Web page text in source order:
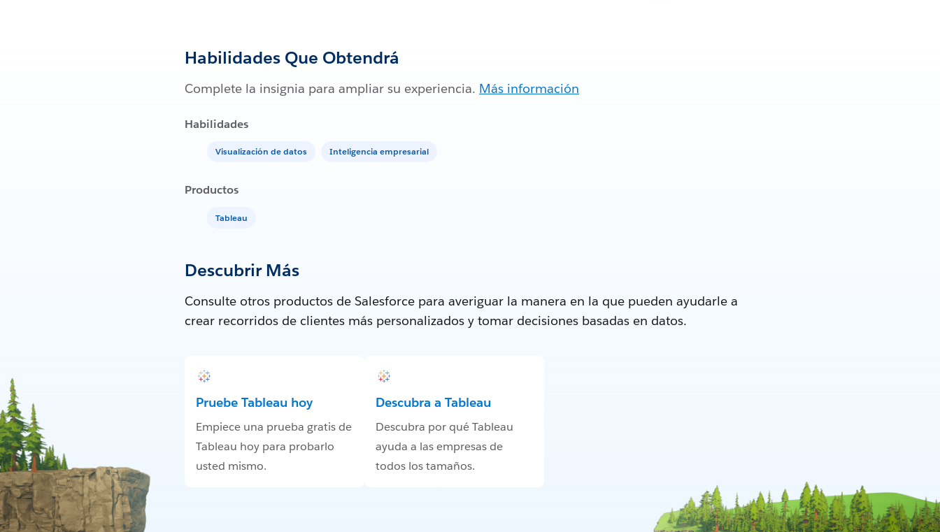
Habilidades Que Obtendrá
Complete la insignia para ampliar su experiencia. Más información
Habilidades
Visualización de datos Inteligencia empresarial
Productos
Tableau
Descubrir Más
Consulte otros productos de Salesforce para averiguar la manera en la que pueden ayudarle a
crear recorridos de clientes más personalizados y tomar decisiones basadas en datos.
Pruebe Tableau hoy
Empiece una prueba gratis de
Tableau hoy para probarlo
usted mismo.
Descubra a Tableau
Descubra por qué Tableau
ayuda a las empresas de
todos los tamaños.